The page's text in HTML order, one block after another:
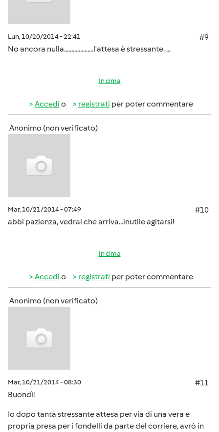
Lun, 10/20/2014 - 22:41
#9
No ancora nulla....................l'attesa è stressante. ...
In cima
Accedi o registrati per poter commentare
Anonimo (non verificato)
Mar, 10/21/2014 - 07:49
#10
abbi pazienza, vedrai che arriva...inutile agitarsi!
In cima
Accedi o registrati per poter commentare
Anonimo (non verificato)
Mar, 10/21/2014 - 08:30
#11
Buondì!
Io dopo tanta stressante attesa per via di una vera e
propria presa per i fondelli da parte del corriere, avrò in